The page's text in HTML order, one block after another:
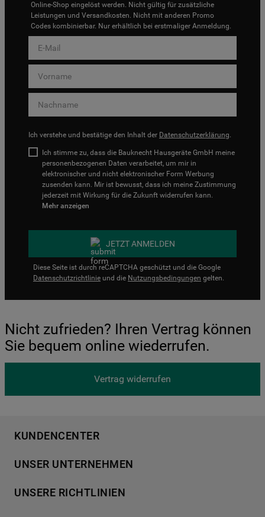
Online-Shop eingelöst werden. Nicht gültig für zusätzliche
Leistungen und Versandkosten. Nicht mit anderen Promo
Codes kombinierbar. Nur erhältlich bei erstmaliger Anmeldung.
Ich verstehe und bestätige den Inhalt der Datenschutzerklärung.
Ich stimme zu, dass die Bauknecht Hausgeräte GmbH meine
personenbezogenen Daten verarbeitet, um mir in
elektronischer und nicht elektronischer Form Werbung
zusenden kann. Mir ist bewusst, dass ich meine Zustimmung
jederzeit mit Wirkung für die Zukunft widerrufen kann.
Mehr anzeigen
JETZT ANMELDEN
Diese Seite ist durch reCAPTCHA geschützt und die Google
Datenschutzrichtlinie und die Nutzungsbedingungen gelten.
Nicht zufrieden? Ihren Vertrag können
Sie bequem online wiederrufen.
Vertrag widerrufen
KUNDENCENTER
Händlersuche
Häufige Fragen
UNSER UNTERNEHMEN
Für Händler
UNSERE RICHTLINIEN